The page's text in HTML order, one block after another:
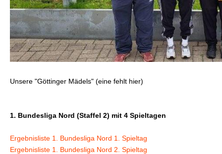
Unsere "Göttinger Mädels" (eine fehlt hier)
1. Bundesliga Nord (Staffel 2) mit 4 Spieltagen
Ergebnisliste 1. Bundesliga Nord 1. Spieltag
Ergebnisliste 1. Bundesliga Nord 2. Spieltag